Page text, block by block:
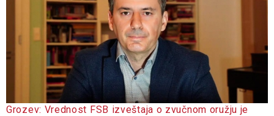
Grozev: Vrednost FSB izveštaja o zvučnom oružju je